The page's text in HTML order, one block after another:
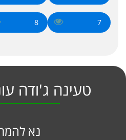
7
8
טעינה ג'ודה עונה 1
נא